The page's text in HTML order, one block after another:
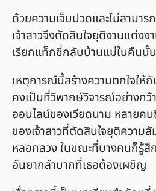
ด้วยความเจ็บปวดและไม่สามา
เจ้าสาวจึงตัดสินใจยุติงานแต่งง
เรียกแท็กซี่กลับบ้านแม่ในคืนนั้
เหตุการณ์นี้สร้างความตกใจให้
คงเป็นที่วิพากษ์วิจารณ์อย่างกว้
ออนไลน์ของเวียดนาม หลายค
ของเจ้าสาวที่ตัดสินใจยุติควา
หลอกลวง ในขณะที่บางคนก็รู้สึ
อันยากลำบากที่เธอต้องเผชิญ